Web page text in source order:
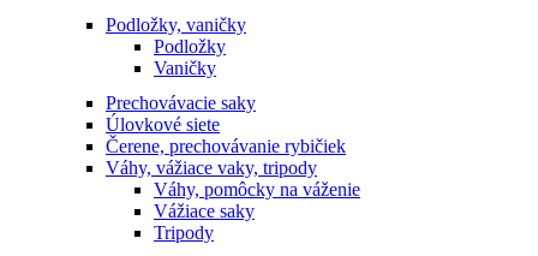
Podložky, vaničky
Podložky
Vaničky
Prechovávacie saky
Úlovkové siete
Čerene, prechovávanie rybičiek
Váhy, vážiace vaky, tripody
Váhy, pomôcky na váženie
Vážiace saky
Tripody